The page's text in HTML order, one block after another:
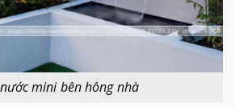
mini bên hông nhà